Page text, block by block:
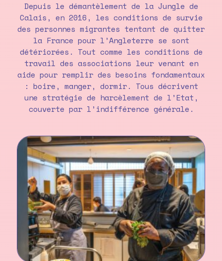
Depuis le démantèlement de la Jungle de
Calais, en 2016, les conditions de survie
des personnes migrantes tentant de quitter
la France pour l’Angleterre se sont
détériorées. Tout comme les conditions de
travail des associations leur venant en
aide pour remplir des besoins fondamentaux
: boire, manger, dormir. Tous décrivent
une stratégie de harcèlement de l’Etat,
couverte par l’indifférence générale.